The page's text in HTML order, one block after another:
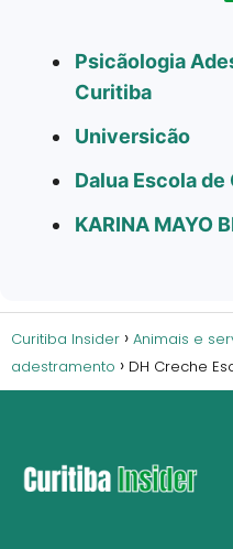
Psicãologia
Curitiba
Universicão
Dalua Escola de
KARINA MAYO
Curitiba Insider Animais e
adestramento
DH Creche